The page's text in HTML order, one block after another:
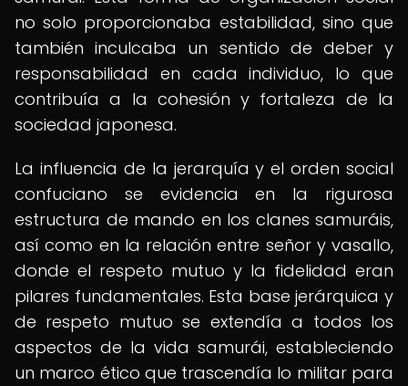
no solo proporcionaba estabilidad, sino que
también inculcaba un sentido de deber y
responsabilidad en cada individuo, lo que
contribuía a la cohesión y fortaleza de la
sociedad japonesa.
La influencia de la jerarquía y el orden social
confuciano se evidencia en la rigurosa
estructura de mando en los clanes samuráis,
así como en la relación entre señor y vasallo,
donde el respeto mutuo y la fidelidad eran
pilares fundamentales. Esta base jerárquica y
de respeto mutuo se extendía a todos los
aspectos de la vida samurái, estableciendo
un marco ético que trascendía lo militar para